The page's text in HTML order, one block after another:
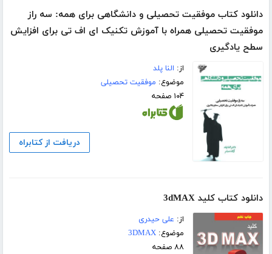
دانلود کتاب موفقیت تحصیلی و دانشگاهی برای همه: سه راز
موفقیت تحصیلی همراه با آموزش تکنیک ای اف تی برای افزایش
سطح یادگیری
از: النا پلد
موضوع: موفقیت تحصیلی
۱۰۴ صفحه
دریافت از کتابراه
دانلود کتاب کلید 3dMAX
از: علی حیدری
موضوع:3DMAX
۸۸ صفحه